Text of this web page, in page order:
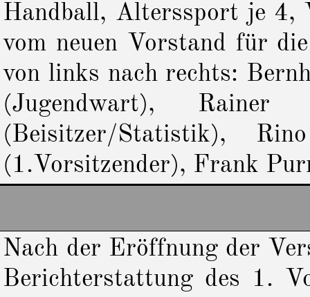
Handball, Alterssport je 4,
vom neuen Vorstand für
von links nach rechts:
(Jugendwart), Rainer
(Beisitzer/Statistik),
(1.Vorsitzender), Frank
Nach der Eröffnung der
Berichterstattung des 1.